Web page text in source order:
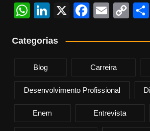
W
at
s
A
p
p
Li
k
e
dI
n
X
F
c
e
b
o
o
k
E
ail
C
p
y
Li
k
Categorias
Blog Carreira
Desenvolvimento Profissional
Enem Entrevista